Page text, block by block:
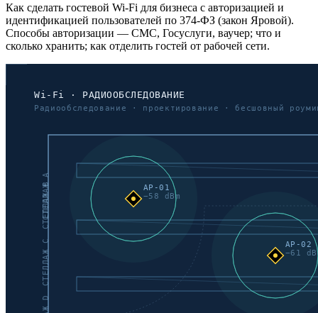
Как сделать гостевой Wi-Fi для бизнеса с авторизацией и
идентификацией пользователей по 374-ФЗ (закон Яровой).
Способы авторизации — СМС, Госуслуги, ваучер; что и
сколько хранить; как отделить гостей от рабочей сети.